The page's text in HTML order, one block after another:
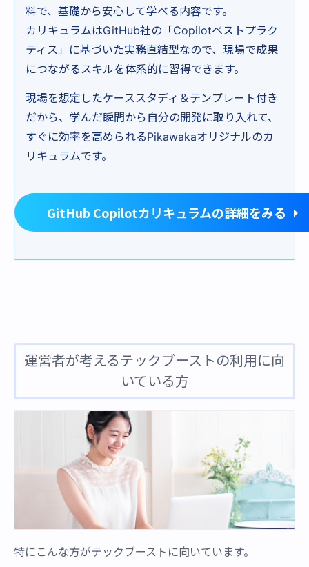
料で、基礎から安心して学べる内容です。
カリキュラムはGitHub社の「Copilotベストプラク
ティス」に基づいた実務直結型なので、現場で成果
につながるスキルを体系的に習得できます。
現場を想定したケーススタディ＆テンプレート付き
だから、学んだ瞬間から自分の開発に取り入れて、
すぐに効率を高められるPikawakaオリジナルのカ
リキュラムです。
GitHub Copilotカリキュラムの詳細をみる
運営者が考えるテックブーストの利用に向
いている方
特にこんな方がテックブーストに向いています。